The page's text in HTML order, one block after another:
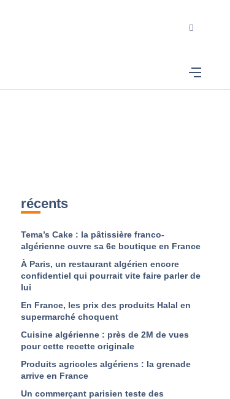
récents
Tema’s Cake : la pâtissière franco-
algérienne ouvre sa 6e boutique en France
À Paris, un restaurant algérien encore
confidentiel qui pourrait vite faire parler de
lui
En France, les prix des produits Halal en
supermarché choquent
Cuisine algérienne : près de 2M de vues
pour cette recette originale
Produits agricoles algériens : la grenade
arrive en France
Un commerçant parisien teste des